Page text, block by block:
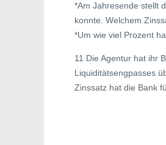
*Am Jahresende stellt
konnte. Welchem
*Um wie viel Prozent
11 Die Agentur hat ihr
Liquiditätsengpasses
Zinssatz hat die Bank